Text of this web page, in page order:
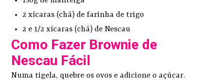
2 xícaras (chá) de farinha de trigo
2 e 1/2 xícaras (chá) de Nescau
Como Fazer Brownie de
Nescau Fácil
Numa tigela, quebre os ovos e adicione o açúcar.